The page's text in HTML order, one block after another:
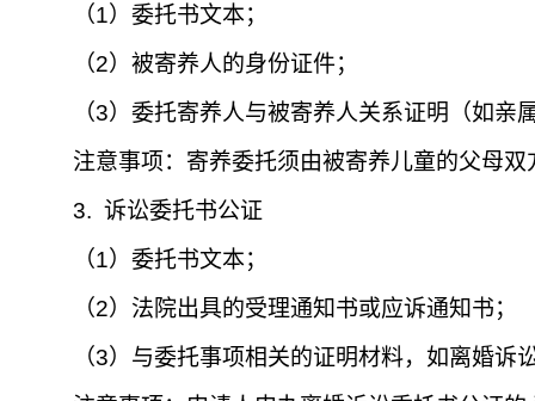
（1）委托书文本；
（2）被寄养人的身份证件；
（3）委托寄养人与被寄养人关系证明（如
注意事项：寄养委托须由被寄养儿童的父母
3. 诉讼委托书公证
（1）委托书文本；
（2）法院出具的受理通知书或应诉通知书；
（3）与委托事项相关的证明材料，如离婚诉